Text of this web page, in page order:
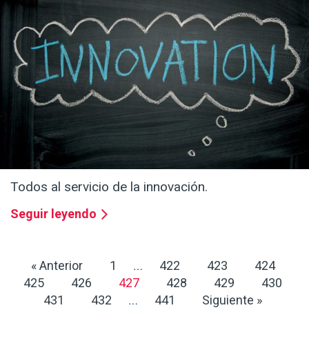
LA INTELIGENCIA EMOCIONAL Y EL COACHING
EJECUTIVO. Buscando la excelencia en la
empresa.
Seguir leyendo